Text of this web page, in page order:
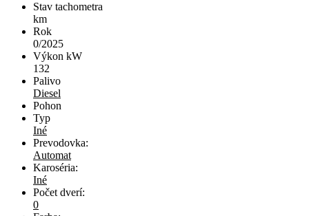
Stav tachometra
km
Rok
0/2025
Výkon kW
132
Palivo
Diesel
Pohon
Typ
Iné
Prevodovka:
Automat
Karoséria:
Iné
Počet dverí:
0